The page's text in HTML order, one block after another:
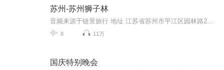
苏州-苏州狮子林
8 11万
国庆特别晚会